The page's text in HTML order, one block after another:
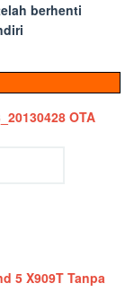
berhenti
OTA
5 X909T Tanpa